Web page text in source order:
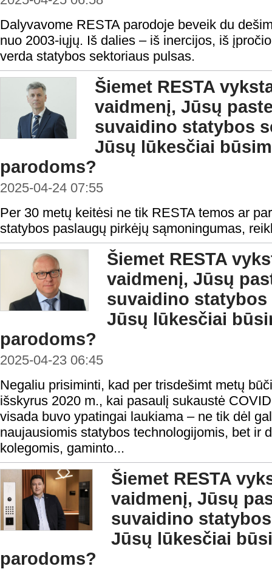
Dalyvavome RESTA parodoje beveik du
nuo 2003-iųjų. Iš dalies – iš inercijos, iš
verda statybos sektoriaus pulsas.
Šiemet RESTA
vaidmenį, Jūsų
suvaidino statybos
Jūsų lūkesčiai
parodoms?
2025-04-24 07:55
Per 30 metų keitėsi ne tik RESTA temos ar
statybos paslaugų pirkėjų sąmoningumas,
Šiemet RESTA
vaidmenį, Jūsų
suvaidino
Jūsų lūkesčiai
parodoms?
2025-04-23 06:45
Negaliu prisiminti, kad per trisdešimt metų
išskyrus 2020 m., kai pasaulį sukaustė
visada buvo ypatingai laukiama – ne tik dėl
naujausiomis statybos technologijomis, bet ir
kolegomis, gaminto...
Šiemet RESTA
vaidmenį, Jūsų
suvaidino
Jūsų lūkesčiai
parodoms?